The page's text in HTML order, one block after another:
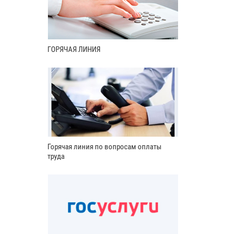
ГОРЯЧАЯ ЛИНИЯ
Горячая линия по вопросам оплаты
труда